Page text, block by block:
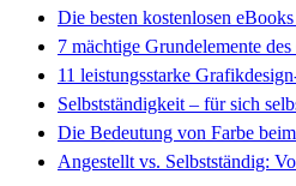
Die besten kostenlosen
7 mächtige Grundelemente
11 leistungsstarke
Selbstständigkeit – für sich
Die Bedeutung von Farbe
Angestellt vs. Selbstständig: